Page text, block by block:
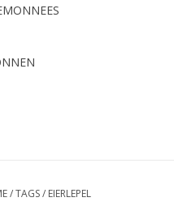
/TAGS/ EIERLEPEL